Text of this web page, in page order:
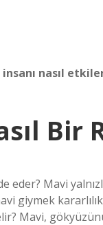
nasıl
Bir
eder? Mavi
giymek
Mavi,